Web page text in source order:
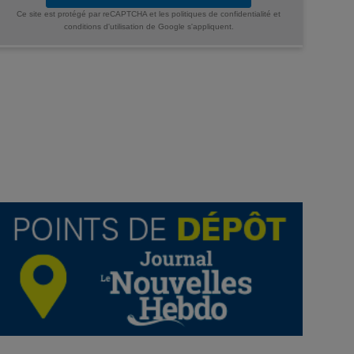
Ce site est protégé par reCAPTCHA et les politiques de confidentialité et
conditions d'utilisation de Google s'appliquent.